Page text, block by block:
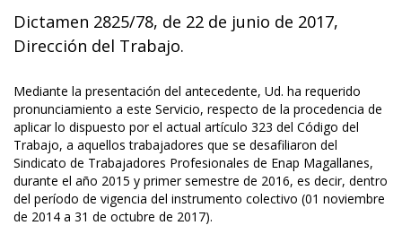
Dictamen 2825/78, de 22 de junio de 2017,
Dirección del Trabajo.
Mediante la presentación del antecedente, Ud. ha requerido
pronunciamiento a este Servicio, respecto de la procedencia de
aplicar lo dispuesto por el actual artículo 323 del Código del
Trabajo, a aquellos trabajadores que se desafiliaron del
Sindicato de Trabajadores Profesionales de Enap Magallanes,
durante el año 2015 y primer semestre de 2016, es decir, dentro
del período de vigencia del instrumento colectivo (01 noviembre
de 2014 a 31 de octubre de 2017).